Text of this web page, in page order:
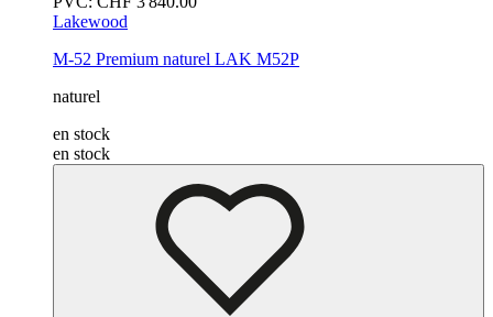
Lakewood
M-52 Premium naturel LAK M52P
naturel
en stock
en stock